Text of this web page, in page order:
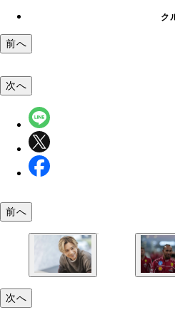
ク
前へ
次へ
前へ
次へ